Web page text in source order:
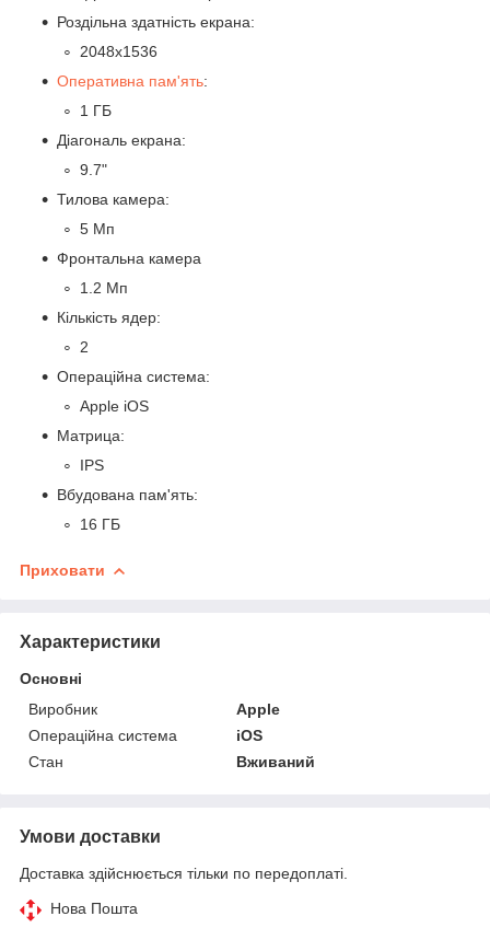
Роздільна здатність екрана:
2048x1536
Оперативна пам'ять:
1 ГБ
Діагональ екрана:
9.7"
Тилова камера:
5 Мп
Фронтальна камера
1.2 Мп
Кількість ядер:
2
Операційна система:
Apple iOS
Матрица:
IPS
Вбудована пам'ять:
16 ГБ
Приховати
Характеристики
Основні
Виробник
Apple
Операційна система
iOS
Стан
Вживаний
Умови доставки
Доставка здійснюється тільки по передоплаті.
Нова Пошта